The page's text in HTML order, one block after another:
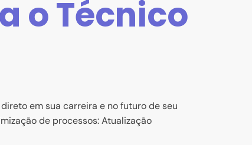
o Técnico
direto em sua carreira e no futuro de seu
de processos: Atualização